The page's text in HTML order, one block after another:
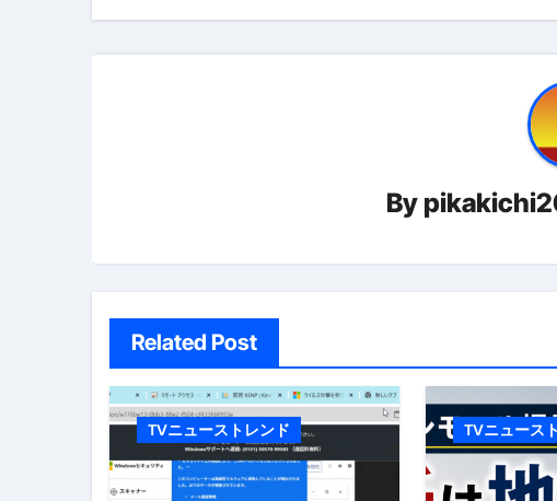
【超高騰】爆上がりしたビットコイ
Q：借りた借金を返さなくていい場合っ
【必見】もう営業電話は怖くない！初
フリーランス・個人事業主におすすめ
体脂肪が落ちる朝食3選 #ダイエット
No.102 9割が勘違い 自己破産の真実
アーモンドを毎日食べたらどうなるの
【ひろゆき】借金1億円あります 返済
ナ
ョ
By
Related Post
TVニューストレンド TVニュース